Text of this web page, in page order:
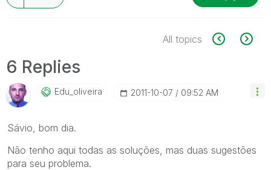
All topics
6 Replies
Edu_oliveira ‎2011-10-07 09:52 AM
Sávio, bom dia.
Não tenho aqui todas as soluções, mas duas sugestões
para seu problema.